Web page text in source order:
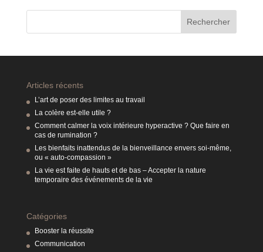
Articles récents
L’art de poser des limites au travail
La colère est-elle utile ?
Comment calmer la voix intérieure hyperactive ? Que faire en
cas de rumination ?
Les bienfaits inattendus de la bienveillance envers soi-même,
ou « auto-compassion »
La vie est faite de hauts et de bas – Accepter la nature
temporaire des événements de la vie
Catégories
Booster la réussite
Communication